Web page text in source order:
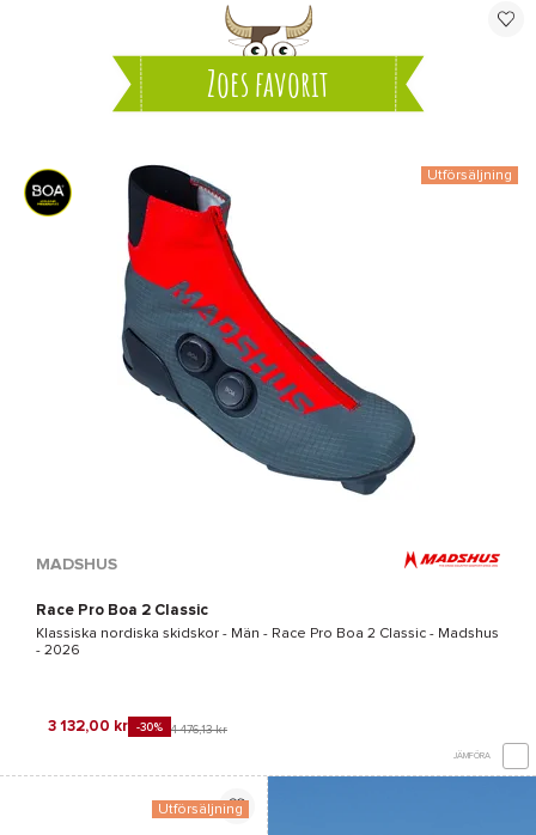
Zoes favorit
Utförsäljning
MADSHUS
Race Pro Boa 2 Classic
Klassiska nordiska skidskor - Män - Race Pro Boa 2 Classic - Madshus
- 2026
3 132,00 kr -30% 4 476,13 kr
JÄMFÖRA
Utförsäljning